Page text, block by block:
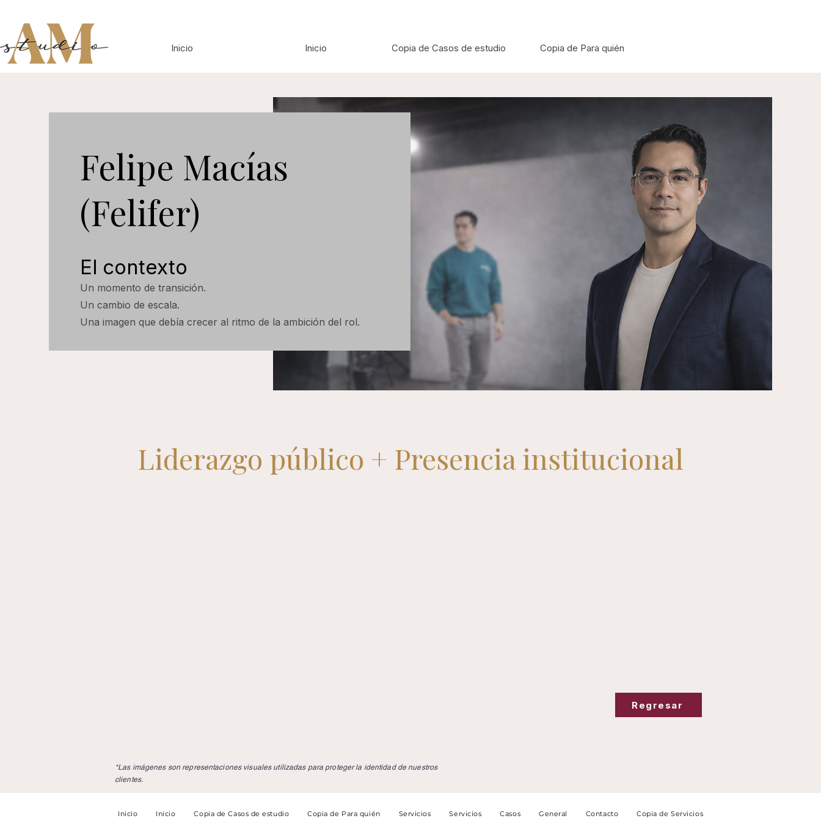
Inicio Inicio Copia de Casos de estudio Copia de Para quién
Felipe Macías
(Felifer)
El contexto
Un momento de transición.
Un cambio de escala.
Una imagen que debía crecer al ritmo de la ambición del rol.
Liderazgo público + Presencia institucional
Regresar
*Las imágenes son representaciones visuales utilizadas para proteger la identidad de nuestros
clientes.
Inicio Inicio Copia de Casos de estudio Copia de Para quién Servicios Servicios Casos General Contacto Copia de Servicios